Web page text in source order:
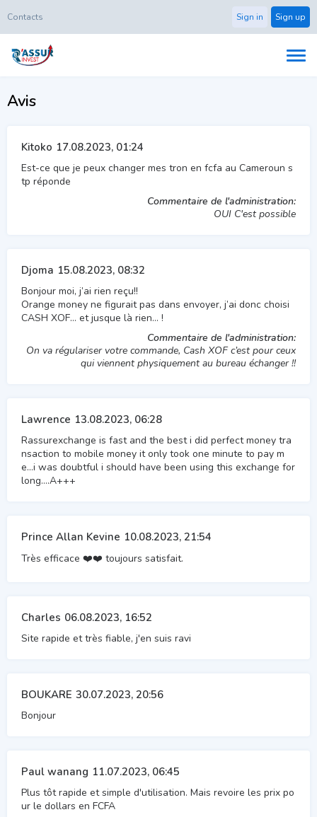
Contacts Sign up
Sign in
Avis
Kitoko 17.08.2023, 01:24
Est-ce que je peux changer mes tron en fcfa au Cameroun s
tp réponde
Commentaire de l'administration:
OUI C'est possible
Djoma 15.08.2023, 08:32
Bonjour moi, j’ai rien reçu!!
Orange money ne figurait pas dans envoyer, j’ai donc choisi
CASH XOF… et jusque là rien… !
Commentaire de l'administration:
On va régulariser votre commande, Cash XOF c’est pour ceux
qui viennent physiquement au bureau échanger !!
Lawrence 13.08.2023, 06:28
Rassurexchange is fast and the best i did perfect money tra
nsaction to mobile money it only took one minute to pay m
e…i was doubtful i should have been using this exchange for
long….A+++
Prince Allan Kevine 10.08.2023, 21:54
Très efficace ❤️❤️ toujours satisfait.
Charles 06.08.2023, 16:52
Site rapide et très fiable, j'en suis ravi
BOUKARE 30.07.2023, 20:56
Bonjour
Paul wanang 11.07.2023, 06:45
Plus tôt rapide et simple d'utilisation. Mais revoire les prix po
ur le dollars en FCFA